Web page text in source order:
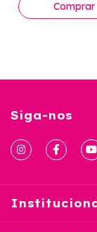
Siga-nos